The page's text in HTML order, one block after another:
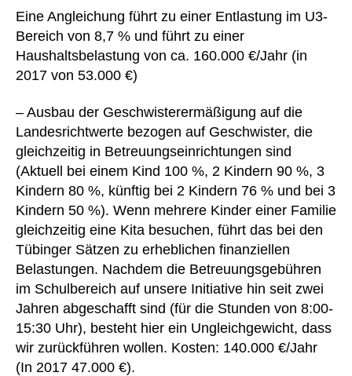
Eine Angleichung führt zu einer Entlastung im U3-
Bereich von 8,7 % und führt zu einer
Haushaltsbelastung von ca. 160.000 €/Jahr (in
2017 von 53.000 €)
– Ausbau der Geschwisterermäßigung auf die
Landesrichtwerte bezogen auf Geschwister, die
gleichzeitig in Betreuungseinrichtungen sind
(Aktuell bei einem Kind 100 %, 2 Kindern 90 %, 3
Kindern 80 %, künftig bei 2 Kindern 76 % und bei 3
Kindern 50 %). Wenn mehrere Kinder einer Familie
gleichzeitig eine Kita besuchen, führt das bei den
Tübinger Sätzen zu erheblichen finanziellen
Belastungen. Nachdem die Betreuungsgebühren
im Schulbereich auf unsere Initiative hin seit zwei
Jahren abgeschafft sind (für die Stunden von 8:00-
15:30 Uhr), besteht hier ein Ungleichgewicht, dass
wir zurückführen wollen. Kosten: 140.000 €/Jahr
(In 2017 47.000 €).